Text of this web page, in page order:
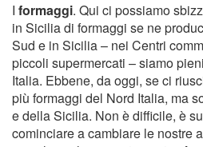
I formaggi. Qui ci possiamo
in Sicilia di formaggi se ne
Sud e in Sicilia – nei Centri
piccoli supermercati – siamo
Italia. Ebbene, da oggi, se ci
più formaggi del Nord Italia, ma
e della Sicilia. Non è difficile, è
cominciare a cambiare le nostre